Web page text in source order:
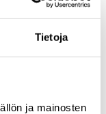
Tietoja
ja mainosten